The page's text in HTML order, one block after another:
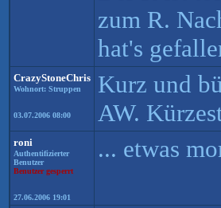
zum R.
hat's
CrazyStoneChris
Wohnort: Struppen
03.07.2006 08:00
Kurz und
AW.
roni
Authentifizierter
Benutzer
Benutzer gesperrt
27.06.2006 19:01
... etwas